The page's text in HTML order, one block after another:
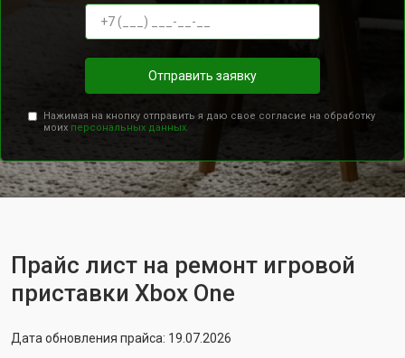
Отправить заявку
Нажимая на кнопку отправить я даю свое согласие на обработку
моих персональных данных.
Прайс лист на ремонт игровой
приставки Xbox One
Дата обновления прайса: 19.07.2026